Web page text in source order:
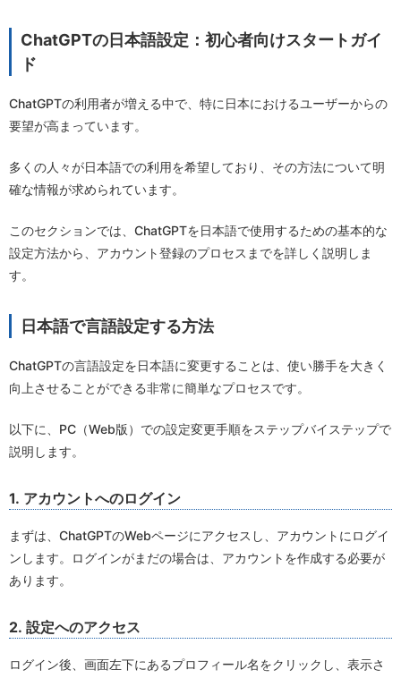
ChatGPTの日本語設定：初心者向けスタートガイ
ド
ChatGPTの利用者が増える中で、特に日本におけるユーザーからの
要望が高まっています。
多くの人々が日本語での利用を希望しており、その方法について明
確な情報が求められています。
このセクションでは、ChatGPTを日本語で使用するための基本的な
設定方法から、アカウント登録のプロセスまでを詳しく説明しま
す。
日本語で言語設定する方法
ChatGPTの言語設定を日本語に変更することは、使い勝手を大きく
向上させることができる非常に簡単なプロセスです。
以下に、PC（Web版）での設定変更手順をステップバイステップで
説明します。
1. アカウントへのログイン
まずは、ChatGPTのWebページにアクセスし、アカウントにログイ
ンします。ログインがまだの場合は、アカウントを作成する必要が
あります。
2. 設定へのアクセス
ログイン後、画面左下にあるプロフィール名をクリックし、表示さ